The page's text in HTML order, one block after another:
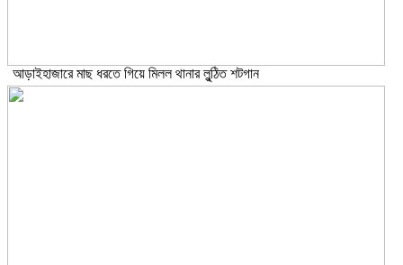
আড়াইহাজারে মাছ ধরতে গিয়ে মিলল থানার লুন্ঠিত শটগান